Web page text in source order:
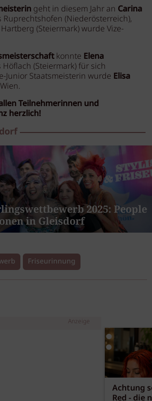
geht in diesem Jahr an Carina
Ruprechtshofen (Niederösterreich),
(Steiermark) wurde Vize-
konnte Elena
Höflach (Steiermark) für sich
Junior Staatsmeisterin wurde Elisa
Teilnehmerinnen und
herzlich!
2025: People
in Gleisdorf
Friseurinnung
Anzeige
Achtung
Red - die